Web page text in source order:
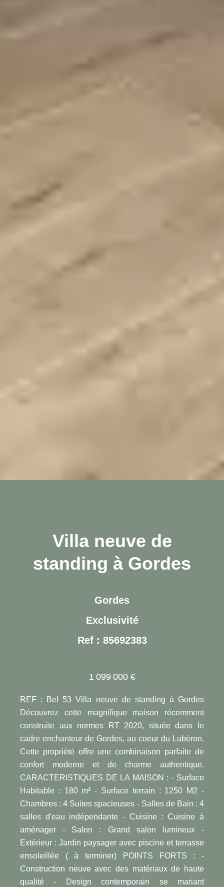
Villa neuve de
standing à Gordes
Gordes
Exclusivité
Ref : 85692383
1 099 000 €
REF : Bel 53 Villa neuve de standing à Gordes
Découvrez cette magnifique maison récemment
construite aux normes RT 2020, située dans le
cadre enchanteur de Gordes, au coeur du Lubéron.
Cette propriété offre une combinaison parfaite de
confort moderne et de charme authentique.
CARACTERISTIQUES DE LA MAISON : - Surface
Habitable : 180 m² - Surface terrain : 1250 M2 -
Chambres : 4 Suites spacieuses - Salles de Bain : 4
salles d'eau indépendante - Cuisine : Cuisine à
aménager - Salon : Grand salon lumineux -
Extérieur : Jardin paysager avec piscine et terrasse
ensoleillée ( à terminer) POINTS FORTS : -
Construction neuve avec des matériaux de haute
qualité - Design contemporain se mariant